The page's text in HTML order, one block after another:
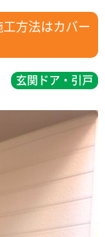
方法はカバー
玄関ドア・引戸